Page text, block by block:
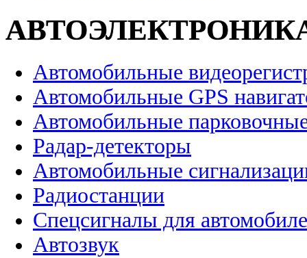
Автомобильные
Автомобильные GPS
Автомобильные
Радар-детекторы
Автомобильные
Радиостанции
Спецсигналы для
Автозвук